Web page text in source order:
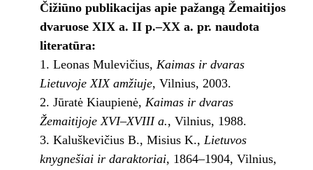
Čižiūno publikacijas apie pažangą Žemaitijos
dvaruose XIX a. II p.–XX a. pr. naudota
literatūra:
1. Leonas Mulevičius, Kaimas ir dvaras
Lietuvoje XIX amžiuje, Vilnius, 2003.
2. Jūratė Kiaupienė, Kaimas ir dvaras
Žemaitijoje XVI–XVIII a., Vilnius, 1988.
3. Kaluškevičius B., Misius K., Lietuvos
knygnešiai ir daraktoriai, 1864–1904, Vilnius,